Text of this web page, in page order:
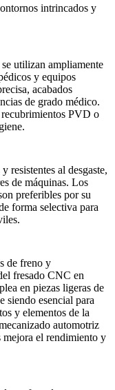
intrincados y
utilizan ampliamente
y equipos
acabados
de grado médico.
recubrimientos PVD o
resistentes al desgaste,
de máquinas. Los
preferibles por su
forma selectiva para
de freno y
fresado CNC en
en piezas ligeras de
siendo esencial para
y elementos de la
automotriz
mejora el rendimiento y